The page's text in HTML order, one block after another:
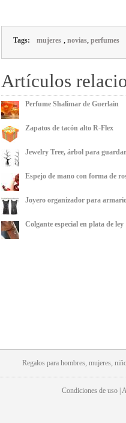
Tags: mujeres , novias, perfumes
Artículos
Perfume Shalimar de Guerlain
Zapatos de tacón alto R-Flex
Jewelry Tree, árbol para
Espejo de mano con forma de
Joyero organizador para
Colgante especial en plata de ley
Regalos para hombres, mujeres,
Condiciones de uso |